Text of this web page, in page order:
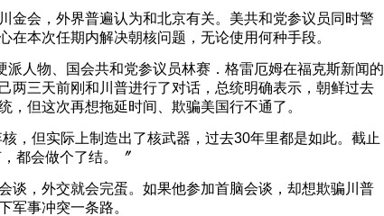
金会，外界普遍认为和北京有关。美共和党参议员同时警
在本次任期内解决朝核问题，无论使用何种手段。
派人物、国会共和党参议员林赛．格雷厄姆在福克斯新闻的
两三天前刚和川普进行了对话，总统明确表示，朝鲜过去
，但这次再想拖延时间、欺骗美国行不通了。
，但实际上制造出了核武器，过去30年里都是如此。截止
都会做个了结。〞
谈，外交就会完蛋。如果他参加首脑会谈，却想欺骗川普
军事冲突一条路。